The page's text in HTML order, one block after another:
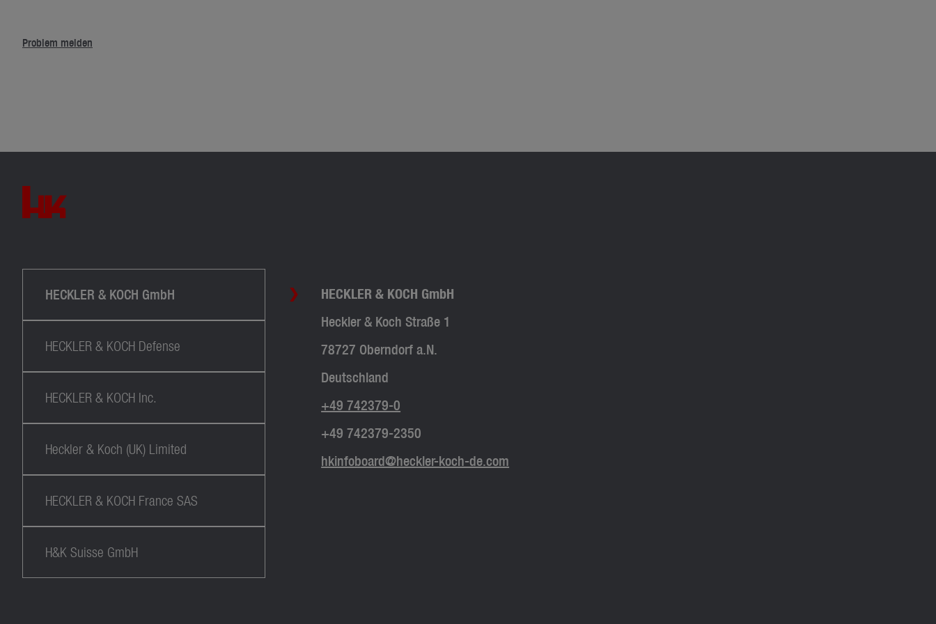
Problem melden
HECKLER & KOCH GmbH
HECKLER & KOCH GmbH
Heckler & Koch Straße 1
78727 Oberndorf a.N.
Deutschland
+49 742379-0
+49 742379-2350
hkinfoboard@heckler-koch-de.com
HECKLER & KOCH Defense
HECKLER & KOCH Inc.
Heckler & Koch (UK) Limited
HECKLER & KOCH France SAS
H&K Suisse GmbH